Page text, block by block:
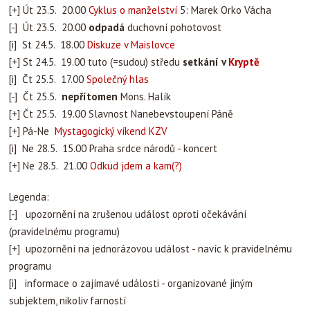
[+] Út 23.5. 20.00 Cyklus o manželství 5: Marek Orko Vácha
[-] Út 23.5. 20.00 odpadá duchovní pohotovost
[i] St 24.5. 18.00 Diskuze v Maislovce
[+] St 24.5. 19.00 tuto (=sudou) středu setkání vKryptě
[i] Čt 25.5. 17.00 Společný hlas
[-] Čt 25.5. nepřítomen Mons. Halík
[+] Čt 25.5. 19.00 Slavnost Nanebevstoupení Páně
[+] Pá-Ne Mystagogický víkend KZV
[i] Ne 28.5. 15.00 Praha srdce národů - koncert
[+] Ne 28.5. 21.00 Odkud jdem a kam(?)
Legenda:
[-] upozornění na zrušenou událost oproti očekávání
(pravidelnému programu)
[+] upozornění na jednorázovou událost - navíc k pravidelnému
programu
[i] informace o zajímavé události - organizované jiným
subjektem, nikoliv farností